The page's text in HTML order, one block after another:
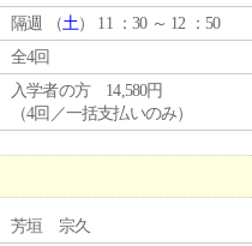
隔週 （土） 11 ：30 ～ 12 ：50
全4回
入学者の方 14,580円
（4回／一括支払いのみ）
芳垣 宗久